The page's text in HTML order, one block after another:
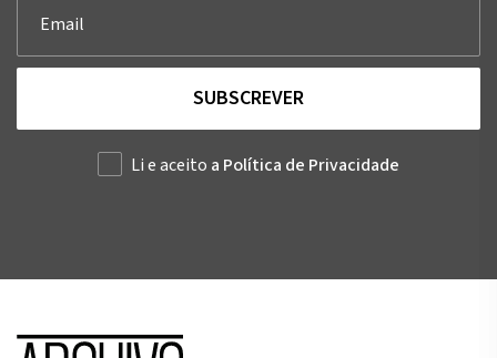
SUBSCREVER
Li e aceito a Política de Privacidade